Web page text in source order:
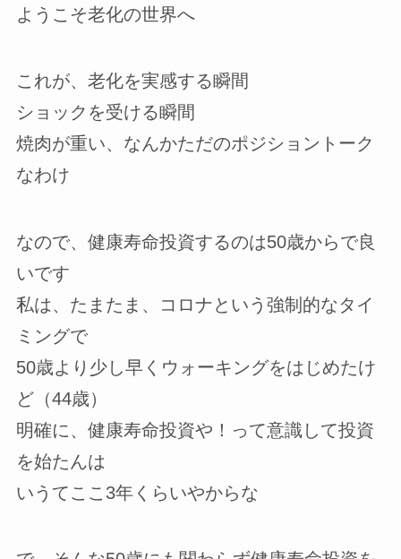
ようこそ老化の世界へ
これが、老化を実感する瞬間
ショックを受ける瞬間
焼肉が重い、なんかただのポジショントーク
なわけ
なので、健康寿命投資するのは50歳からで良
いです
私は、たまたま、コロナという強制的なタイ
ミングで
50歳より少し早くウォーキングをはじめたけ
ど（44歳）
明確に、健康寿命投資や！って意識して投資
を始たんは
いうてここ3年くらいやからな